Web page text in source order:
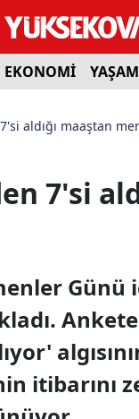
EKONOMİ YAŞAM
aldığı maaştan
7'si
Günü
itibarını